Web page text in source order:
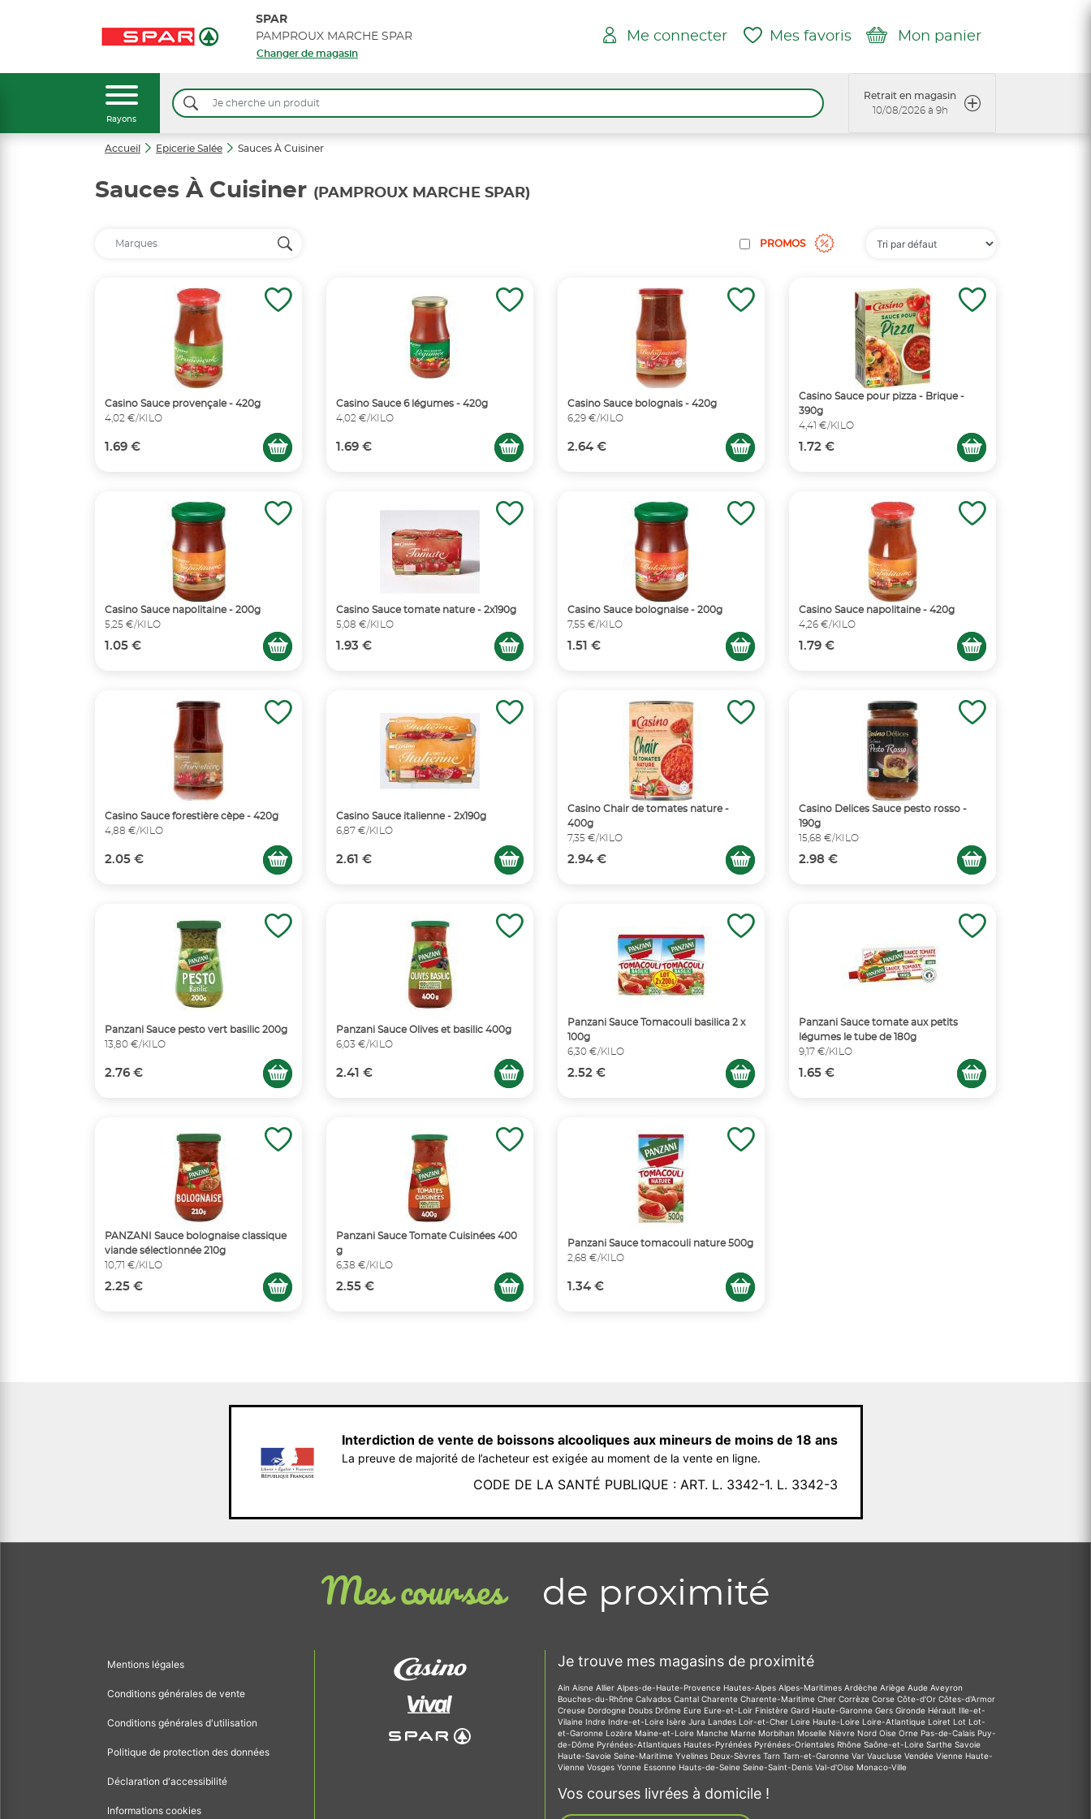
SPAR
PAMPROUX MARCHE SPAR
Changer de magasin
Me connecter Mes favoris Mon panier
Rayons
Retrait en magasin
10/08/2026 à 9h
Accueil Epicerie Salée Sauces À Cuisiner
Sauces À Cuisiner (PAMPROUX MARCHE SPAR)
PROMOS
Casino Sauce provençale - 420g
4,02 €/KILO
1.69 €
Casino Sauce 6 légumes - 420g
4,02 €/KILO
1.69 €
Casino Sauce bolognais - 420g
6,29 €/KILO
2.64 €
Casino Sauce pour pizza - Brique -
390g
4,41 €/KILO
1.72 €
Casino Sauce napolitaine - 200g
5,25 €/KILO
1.05 €
Casino Sauce tomate nature - 2x190g
5,08 €/KILO
1.93 €
Casino Sauce bolognaise - 200g
7,55 €/KILO
1.51 €
Casino Sauce napolitaine - 420g
4,26 €/KILO
1.79 €
Casino Sauce forestière cèpe - 420g
4,88 €/KILO
2.05 €
Casino Sauce italienne - 2x190g
6,87 €/KILO
2.61 €
Casino Chair de tomates nature -
400g
7,35 €/KILO
2.94 €
Casino Delices Sauce pesto rosso -
190g
15,68 €/KILO
2.98 €
Panzani Sauce pesto vert basilic 200g
13,80 €/KILO
2.76 €
Panzani Sauce Olives et basilic 400g
6,03 €/KILO
2.41 €
Panzani Sauce Tomacouli basilica 2 x
100g
6,30 €/KILO
2.52 €
Panzani Sauce tomate aux petits
légumes le tube de 180g
9,17 €/KILO
1.65 €
PANZANI Sauce bolognaise classique
viande sélectionnée 210g
10,71 €/KILO
2.25 €
Panzani Sauce Tomate Cuisinées 400
g
6,38 €/KILO
2.55 €
Panzani Sauce tomacouli nature 500g
2,68 €/KILO
1.34 €
Interdiction de vente de boissons alcooliques aux mineurs de moins de 18 ans
La preuve de majorité de l’acheteur est exigée au moment de la vente en ligne.
CODE DE LA SANTÉ PUBLIQUE : ART. L. 3342-1. L. 3342-3
Mes courses de proximité
Mentions légales
Conditions générales de vente
Conditions générales d'utilisation
Politique de protection des données
Déclaration d'accessibilité
Informations cookies
Je trouve mes magasins de proximité
Ain Aisne Allier Alpes-de-Haute-Provence Hautes-Alpes Alpes-Maritimes Ardèche Ariège Aude Aveyron
Bouches-du-Rhône Calvados Cantal Charente Charente-Maritime Cher Corrèze Corse Côte-d'Or Côtes-d'Armor
Creuse Dordogne Doubs Drôme Eure Eure-et-Loir Finistère Gard Haute-Garonne Gers Gironde Hérault Ille-et-
Vilaine Indre Indre-et-Loire Isère Jura Landes Loir-et-Cher Loire Haute-Loire Loire-Atlantique Loiret Lot Lot-
et-Garonne Lozère Maine-et-Loire Manche Marne Morbihan Moselle Nièvre Nord Oise Orne Pas-de-Calais Puy-
de-Dôme Pyrénées-Atlantiques Hautes-Pyrénées Pyrénées-Orientales Rhône Saône-et-Loire Sarthe Savoie
Haute-Savoie Seine-Maritime Yvelines Deux-Sèvres Tarn Tarn-et-Garonne Var Vaucluse Vendée Vienne Haute-
Vienne Vosges Yonne Essonne Hauts-de-Seine Seine-Saint-Denis Val-d'Oise Monaco-Ville
Vos courses livrées à domicile !